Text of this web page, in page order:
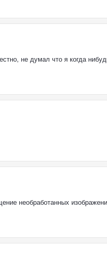
не думал что я когда
необработанных